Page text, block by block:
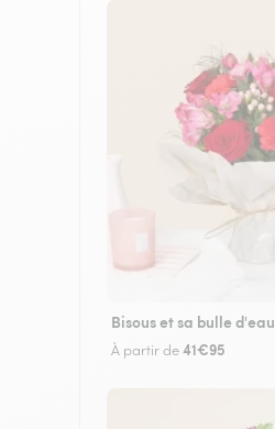
Bisous et sa bulle d'eau
À partir de41€95